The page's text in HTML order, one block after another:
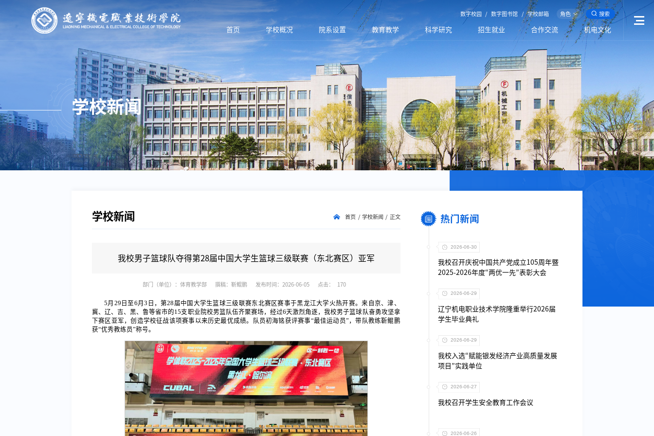
数字校园 / 数字图书馆 / 学校邮箱 角色 搜索
首页 学校概况 院系设置 教育教学 科学研究 招生就业 合作交流 机电文化
学校新闻
学校新闻 首页 学校新闻 正文
我校男子篮球队夺得第28届中国大学生篮球三级联赛（东北赛区）亚军
部门（单位）：体育教学部 撰稿：靳鲲鹏 发布时间：2026-06-05 点击： 170
5月29日至6月3日，第28届中国大学生篮球三级联赛东北赛区赛事于黑龙江大学火热开赛。来自京、津、
冀、辽、吉、黑、鲁等省市的15支职业院校男篮队伍齐聚赛场，经过6天激烈角逐，我校男子篮球队奋勇攻坚拿
下赛区亚军，创造学校征战该项赛事以来历史最优成绩。队员初海铭获评赛事“最佳运动员”，带队教练靳鲲鹏
获“优秀教练员”称号。
热门新闻
2026-06-30
我校召开庆祝中国共产党成立105周年暨
2025-2026年度“两优一先”表彰大会
2026-06-29
辽宁机电职业技术学院隆重举行2026届
学生毕业典礼
2026-06-29
我校入选“赋能银发经济产业高质量发展
项目”实践单位
2026-06-27
我校召开学生安全教育工作会议
2026-06-26